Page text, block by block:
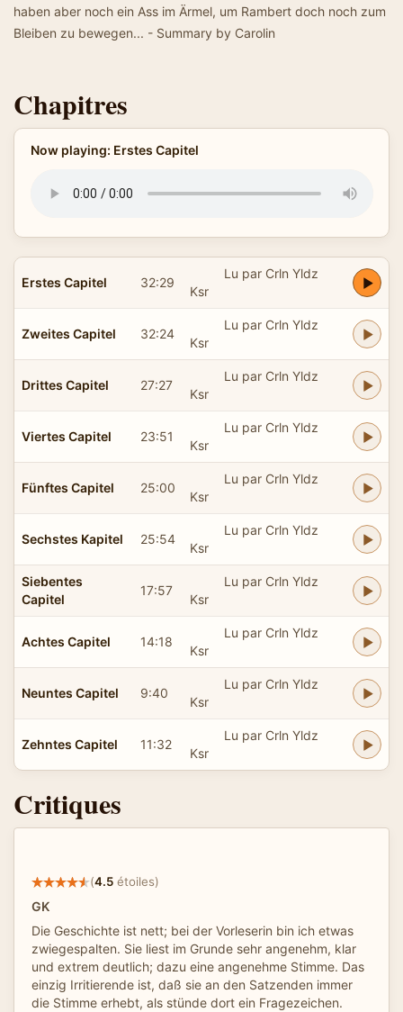
haben aber noch ein Ass im Ärmel, um Rambert doch noch zum
Bleiben zu bewegen... - Summary by Carolin
Chapitres
Now playing: Erstes Capitel
Erstes Capitel 32:29
Lu par Crln Yldz
Ksr
Zweites Capitel 32:24
Lu par Crln Yldz
Ksr
Drittes Capitel 27:27
Lu par Crln Yldz
Ksr
Viertes Capitel 23:51
Lu par Crln Yldz
Ksr
Fünftes Capitel 25:00
Lu par Crln Yldz
Ksr
Sechstes Kapitel 25:54
Lu par Crln Yldz
Ksr
Siebentes
Capitel
17:57
Lu par Crln Yldz
Ksr
Achtes Capitel 14:18
Lu par Crln Yldz
Ksr
Neuntes Capitel 9:40
Lu par Crln Yldz
Ksr
Zehntes Capitel 11:32
Lu par Crln Yldz
Ksr
Critiques
(4.5 étoiles)
GK
Die Geschichte ist nett; bei der Vorleserin bin ich etwas
zwiegespalten. Sie liest im Grunde sehr angenehm, klar
und extrem deutlich; dazu eine angenehme Stimme. Das
einzig Irritierende ist, daß sie an den Satzenden immer
die Stimme erhebt, als stünde dort ein Fragezeichen.